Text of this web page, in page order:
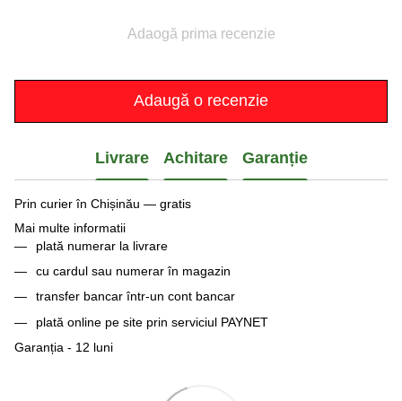
Adaogă prima recenzie
Adaugă o recenzie
Livrare Achitare Garanție
Prin curier în Chișinău — gratis
Mai multe informatii
plată numerar la livrare
cu cardul sau numerar în magazin
transfer bancar într-un cont bancar
plată online pe site prin serviciul PAYNET
Garanția - 12 luni